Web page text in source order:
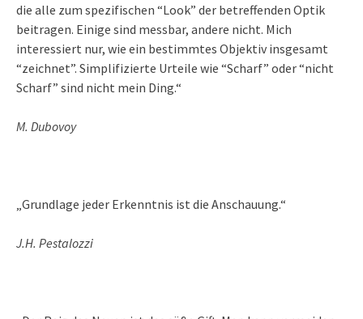
die alle zum spezifischen “Look” der betreffenden Optik
beitragen. Einige sind messbar, andere nicht. Mich
interessiert nur, wie ein bestimmtes Objektiv insgesamt
“zeichnet”. Simplifizierte Urteile wie “Scharf” oder “nicht
Scharf” sind nicht mein Ding.“
M. Dubovoy
„Grundlage jeder Erkenntnis ist die Anschauung.“
J.H. Pestalozzi